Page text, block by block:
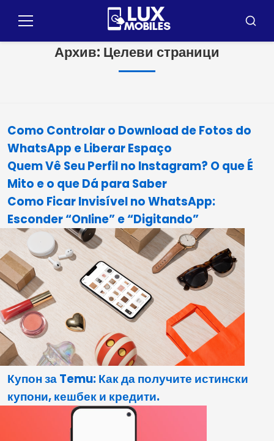
Меню
Архив: Целеви страници
Como Controlar o Download de Fotos do
WhatsApp e Liberar Espaço
Quem Vê Seu Perfil no Instagram? O que É
Mito e o que Dá para Saber
Como Ficar Invisível no WhatsApp:
Esconder “Online” e “Digitando”
Купон за Temu: Как да получите истински
купони, кешбек и кредити.